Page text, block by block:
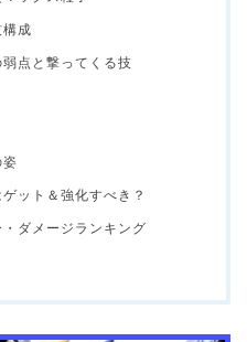
成
点と撃ってくる技
ット＆強化すべき？
ダメージランキング